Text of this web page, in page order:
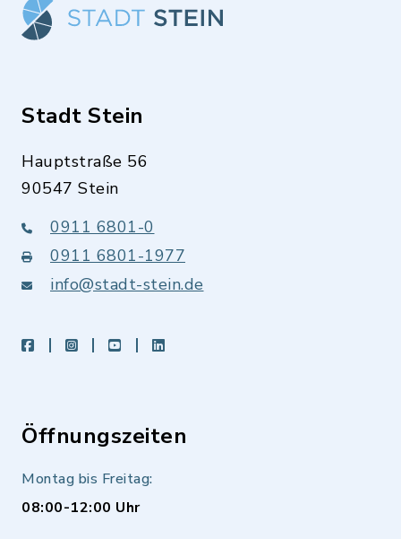
Stadt Stein
Hauptstraße 56
90547 Stein
0911 6801-0
0911 6801-1977
info@stadt-stein.de
facebookinstagramyoutubeLinkedIn
Öffnungszeiten
Montag bis Freitag:
08:00-12:00 Uhr